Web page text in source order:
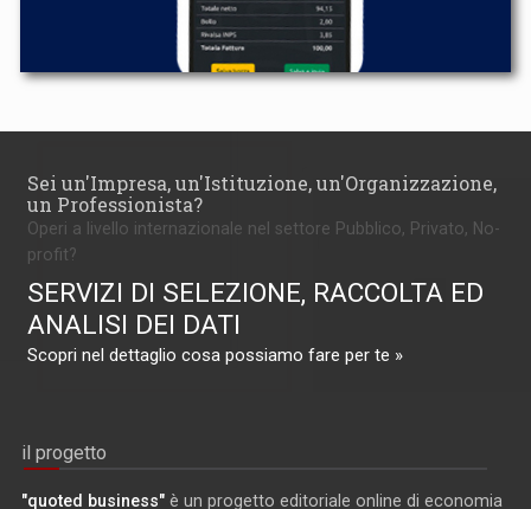
Sei un'Impresa, un'Istituzione, un'Organizzazione,
un Professionista?
Operi a livello internazionale nel settore Pubblico, Privato, No-
profit?
SERVIZI DI SELEZIONE, RACCOLTA ED
ANALISI DEI DATI
Scopri nel dettaglio cosa possiamo fare per te »
il progetto
"quoted business" è un progetto editoriale online di economia